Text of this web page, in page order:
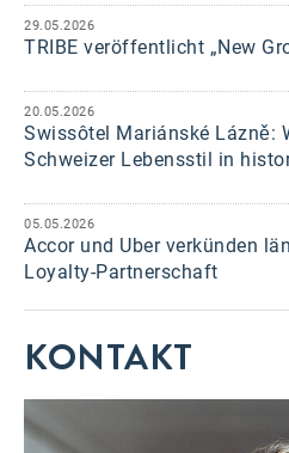
29.05.2026
TRIBE veröffentlicht „New
20.05.2026
Swissôtel Mariánské Lázně:
Schweizer Lebensstil in
05.05.2026
Accor und Uber verkünden
Loyalty-Partnerschaft
KONTAKT